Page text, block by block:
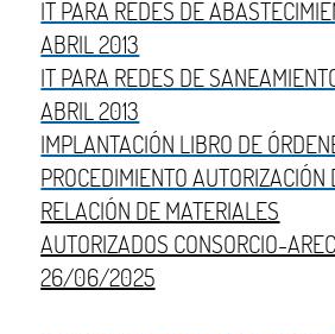
IT PARA REDES DE
ABRIL 2013
IT PARA REDES DE
ABRIL 2013
IMPLANTACIÓN LIBRO DE
PROCEDIMIENTO
RELACIÓN DE MATERIALES
AUTORIZADOS CONSORCIO-
26/06/2025